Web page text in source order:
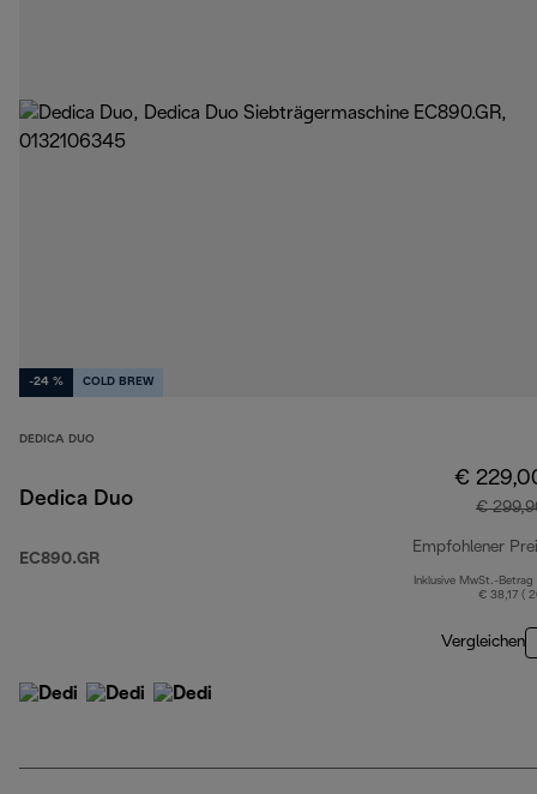
-24 % COLD BREW
DEDICA DUO
Dedica Duo
EC890.GR
€
€
Empfohlener
Inklusive MwSt.-Betrag
€ 38,17 (
Vergleichen